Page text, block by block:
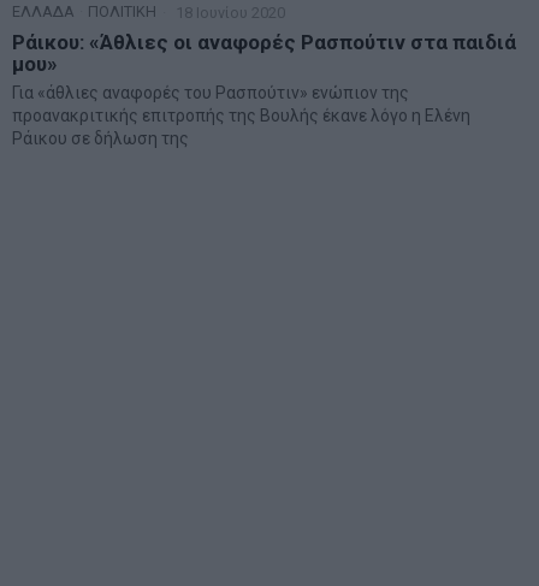
ΕΛΛΑΔΑ ΠΟΛΙΤΙΚΗ 18 Ιουνίου 2020
Ράικου: «Άθλιες οι αναφορές Ρασπούτιν στα παιδιά
μου»
Για «άθλιες αναφορές του Ρασπούτιν» ενώπιον της
προανακριτικής επιτροπής της Βουλής έκανε λόγο η Ελένη
Ράικου σε δήλωση της